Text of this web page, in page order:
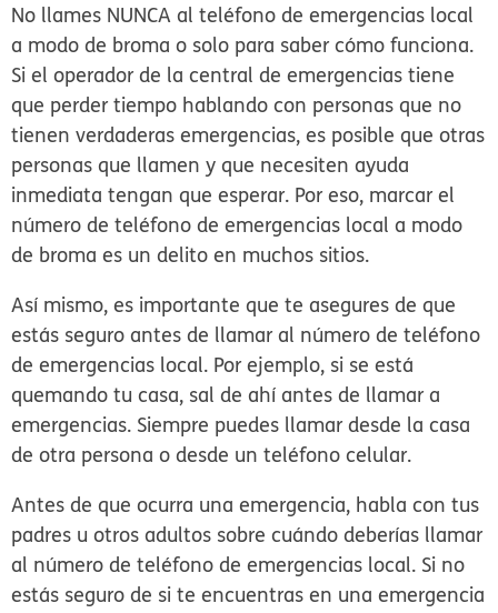
No llames NUNCA al teléfono de emergencias local
a modo de broma o solo para saber cómo funciona.
Si el operador de la central de emergencias tiene
que perder tiempo hablando con personas que no
tienen verdaderas emergencias, es posible que otras
personas que llamen y que necesiten ayuda
inmediata tengan que esperar. Por eso, marcar el
número de teléfono de emergencias local a modo
de broma es un delito en muchos sitios.
Así mismo, es importante que te asegures de que
estás seguro antes de llamar al número de teléfono
de emergencias local. Por ejemplo, si se está
quemando tu casa, sal de ahí antes de llamar a
emergencias. Siempre puedes llamar desde la casa
de otra persona o desde un teléfono celular.
Antes de que ocurra una emergencia, habla con tus
padres u otros adultos sobre cuándo deberías llamar
al número de teléfono de emergencias local. Si no
estás seguro de si te encuentras en una emergencia